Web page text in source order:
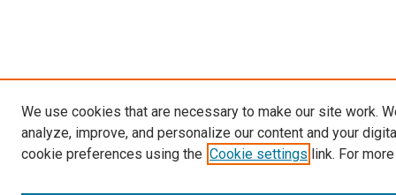
We use cookies that are necessary to make our site work.
analyze, improve, and personalize our content and your
cookie preferences using the Cookie settings link. For